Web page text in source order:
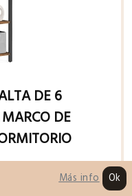
DE 6
DE
Más info Ok